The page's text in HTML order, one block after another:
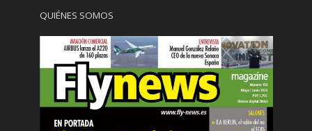
QUIÉNES SOMOS